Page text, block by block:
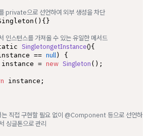
private으로 선언하여 외부 생성을 차단
인스턴스를 가져올 수 있는 유일한 메서드
SingletongetInstance(){
== null) {
=
new Singleton ();
instance;
직접 구현할 필요 없이 @Component 등으로 선언하면
싱글톤으로 관리